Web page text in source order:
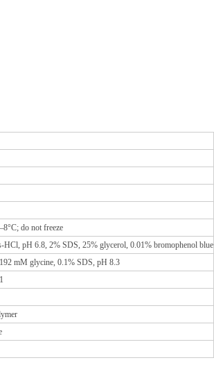
do not freeze
HCl, pH 6.8, 2% SDS, 25% glycerol, 0.01% bromophenol blue
mM glycine, 0.1% SDS, pH 8.3